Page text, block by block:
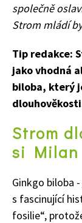
65 Kč
Naše
společně
Strom mládí
Tip redakce:
jako vhodná
biloba, který
Strom
si Milan
Ginkgo biloba -
s fascinující
fosilie“,